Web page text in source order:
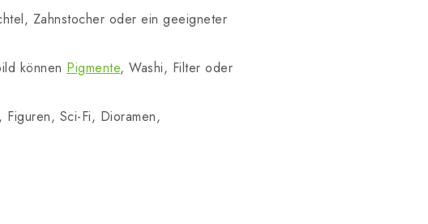
Zahnstocher oder ein geeigneter
können Pigmente, Washi, Filter oder
Sci-Fi, Dioramen,